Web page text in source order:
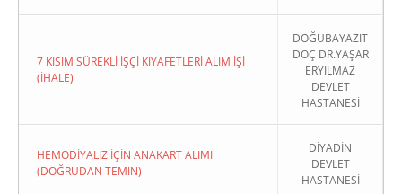
7 KISIM SÜREKLİ İŞÇİ KIYAFETLERİ ALIM İŞİ
(İHALE)
DOĞUBAYAZIT
DOÇ DR.YAŞAR
ERYILMAZ
DEVLET
HASTANESİ
HEMODİYALİZ İÇİN ANAKART ALIMI
(DOĞRUDAN TEMIN)
DİYADİN
DEVLET
HASTANESİ